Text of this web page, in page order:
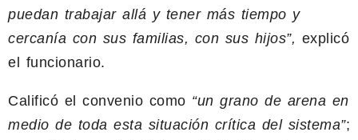
puedan trabajar allá y tener más tiempo y
cercanía con sus familias, con sus hijos”, explicó
el funcionario.
Calificó el convenio como “un grano de arena en
medio de toda esta situación crítica del sistema”;